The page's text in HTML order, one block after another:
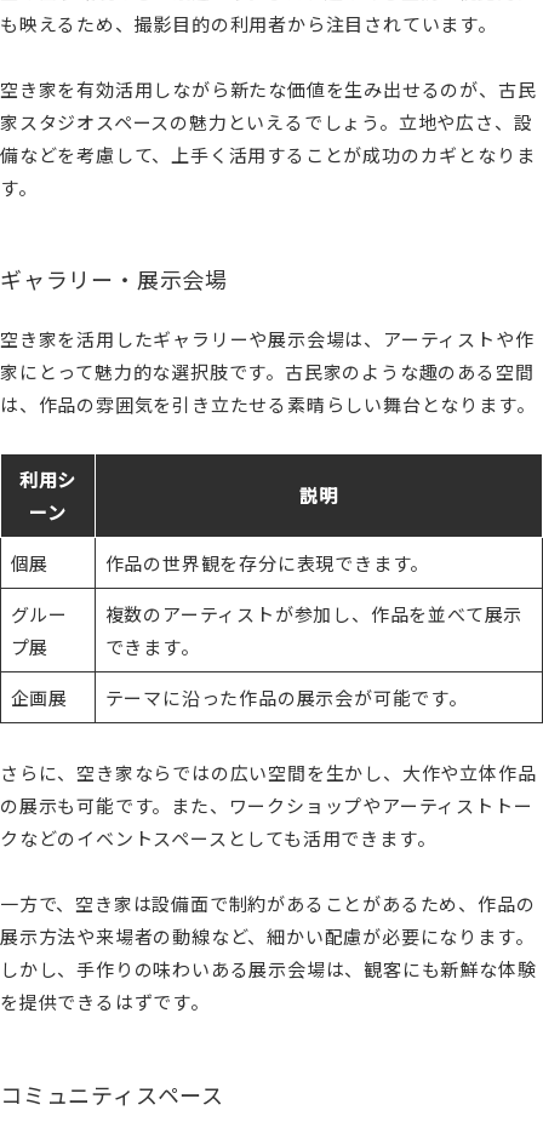
も映えるため、撮影目的の利用者から注目されています。
空き家を有効活用しながら新たな価値を生み出せるのが、古民
家スタジオスペースの魅力といえるでしょう。立地や広さ、設
備などを考慮して、上手く活用することが成功のカギとなりま
す。
ギャラリー・展示会場
空き家を活用したギャラリーや展示会場は、アーティストや作
家にとって魅力的な選択肢です。古民家のような趣のある空間
は、作品の雰囲気を引き立たせる素晴らしい舞台となります。
利用シ
ーン
説明
個展
作品の世界観を存分に表現できます。
グルー
プ展
複数のアーティストが参加し、作品を並べて展示
できます。
企画展
テーマに沿った作品の展示会が可能です。
さらに、空き家ならではの広い空間を生かし、大作や立体作品
の展示も可能です。また、ワークショップやアーティストトー
クなどのイベントスペースとしても活用できます。
一方で、空き家は設備面で制約があることがあるため、作品の
展示方法や来場者の動線など、細かい配慮が必要になります。
しかし、手作りの味わいある展示会場は、観客にも新鮮な体験
を提供できるはずです。
コミュニティスペース